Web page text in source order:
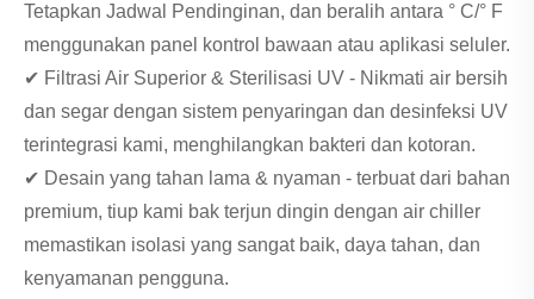
Tetapkan Jadwal Pendinginan, dan beralih antara ° C/° F
menggunakan panel kontrol bawaan atau aplikasi seluler.
✔ Filtrasi Air Superior & Sterilisasi UV - Nikmati air bersih
dan segar dengan sistem penyaringan dan desinfeksi UV
terintegrasi kami, menghilangkan bakteri dan kotoran.
✔ Desain yang tahan lama & nyaman - terbuat dari bahan
premium, tiup kami bak terjun dingin dengan air chiller
memastikan isolasi yang sangat baik, daya tahan, dan
kenyamanan pengguna.